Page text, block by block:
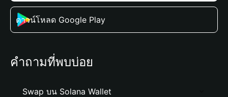
ดาวน์โหลด Google Play
คำถามที่พบบ่อย
Swap บน Solana Wallet